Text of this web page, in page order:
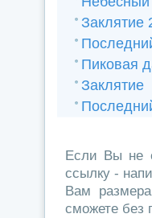
Заклятие
Пиковая
Заклятие
Если Вы не
ссылку -
Вам
сможете без